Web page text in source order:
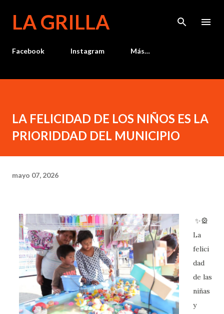
LA GRILLA
Facebook Instagram Más…
LA FELICIDAD DE LOS NIÑOS ES LA
PRIORIDDAD DEL MUNICIPIO
mayo 07, 2026
✨️🎡
La
felici
dad
de las
niñas
y